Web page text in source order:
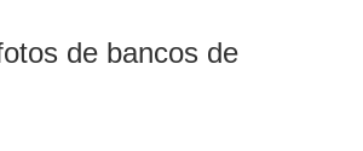
de bancos de